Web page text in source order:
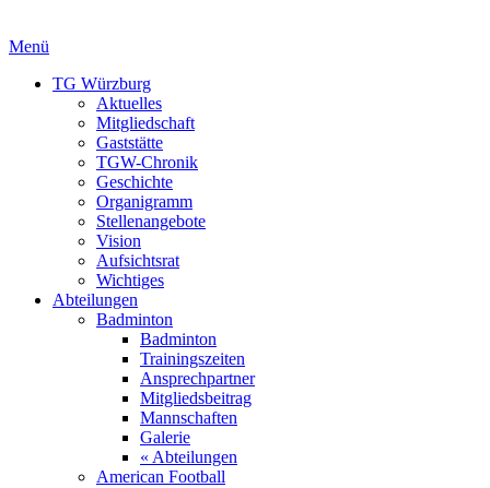
Menü
TG Würzburg
Aktuelles
Mitgliedschaft
Gaststätte
TGW-Chronik
Geschichte
Organigramm
Stellenangebote
Vision
Aufsichtsrat
Wichtiges
Abteilungen
Badminton
Badminton
Trainingszeiten
Ansprechpartner
Mitgliedsbeitrag
Mannschaften
Galerie
« Abteilungen
American Football